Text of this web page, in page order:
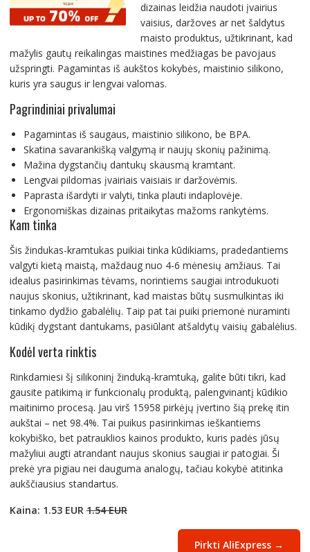
dizainas leidžia naudoti įvairius
vaisius, daržoves ar net šaldytus
maisto produktus, užtikrinant, kad
mažylis gautų reikalingas maistines medžiagas be pavojaus
užspringti. Pagamintas iš aukštos kokybės, maistinio silikono,
kuris yra saugus ir lengvai valomas.
Pagrindiniai privalumai
Pagamintas iš saugaus, maistinio silikono, be BPA.
Skatina savarankišką valgymą ir naujų skonių pažinimą.
Mažina dygstančių dantukų skausmą kramtant.
Lengvai pildomas įvairiais vaisiais ir daržovėmis.
Paprasta išardyti ir valyti, tinka plauti indaplovėje.
Ergonomiškas dizainas pritaikytas mažoms rankytėms.
Kam tinka
Šis žindukas-kramtukas puikiai tinka kūdikiams, pradedantiems
valgyti kietą maistą, maždaug nuo 4-6 mėnesių amžiaus. Tai
idealus pasirinkimas tėvams, norintiems saugiai introdukuoti
naujus skonius, užtikrinant, kad maistas būtų susmulkintas iki
tinkamo dydžio gabalėlių. Taip pat tai puiki priemonė nuraminti
kūdikį dygstant dantukams, pasiūlant atšaldytų vaisių gabalėlius.
Kodėl verta rinktis
Rinkdamiesi šį silikoninį žinduką-kramtuką, galite būti tikri, kad
gausite patikimą ir funkcionalų produktą, palengvinantį kūdikio
maitinimo procesą. Jau virš 15958 pirkėjų įvertino šią prekę itin
aukštai – net 98.4%. Tai puikus pasirinkimas ieškantiems
kokybiško, bet patrauklios kainos produkto, kuris padės jūsų
mažyliui augti atrandant naujus skonius saugiai ir patogiai. Ši
prekė yra pigiau nei dauguma analogų, tačiau kokybė atitinka
aukščiausius standartus.
Kaina: 1.53 EUR 1.54 EUR
Pirkti AliExpress →